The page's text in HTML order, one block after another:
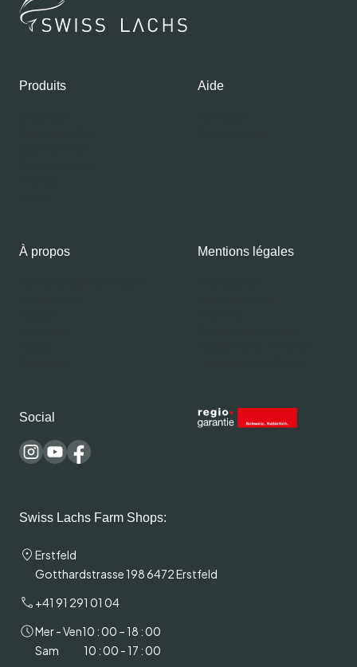
Produits Aide
À propos Mentions légales
Social
Swiss Lachs Farm Shops:
Erstfeld
Gotthardstrasse 198 6472 Erstfeld
+41 91 291 01 04
Mer - Ven10 : 00 – 18 : 00
Sam
10 : 00 - 17 : 00